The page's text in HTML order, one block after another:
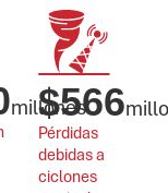
millones
Pérdidas
debidas a
ciclones
$566